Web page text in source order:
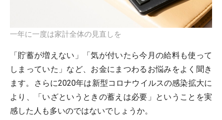
一年に一度は家計全体の見直しを
「貯蓄が増えない」「気が付いたら今月の給料も使って
しまっていた」など、お金にまつわるお悩みをよく聞き
ます。さらに2020年は新型コロナウイルスの感染拡大に
より、「いざというときの蓄えは必要」ということを実
感した人も多いのではないでしょうか。